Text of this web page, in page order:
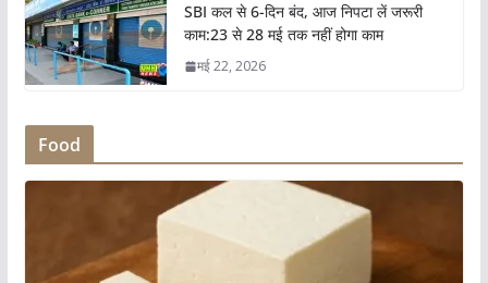
SBI कल से 6-दिन बंद, आज निपटा लें जरूरी
काम:23 से 28 मई तक नहीं होगा काम
मई 22, 2026
Food